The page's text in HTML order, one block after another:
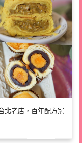
北老店，百年配方冠